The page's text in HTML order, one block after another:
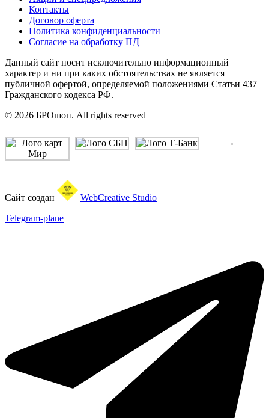
Контакты
Договор оферта
Политика конфиденциальности
Согласие на обработку ПД
Данный сайт носит исключительно информационный
характер и ни при каких обстоятельствах не является
публичной офертой, определяемой положениями Статьи 437
Гражданского кодекса РФ.
© 2026 БРОшоп. All rights reserved
Сайт создан
WebCreative Studio
Telegram-plane